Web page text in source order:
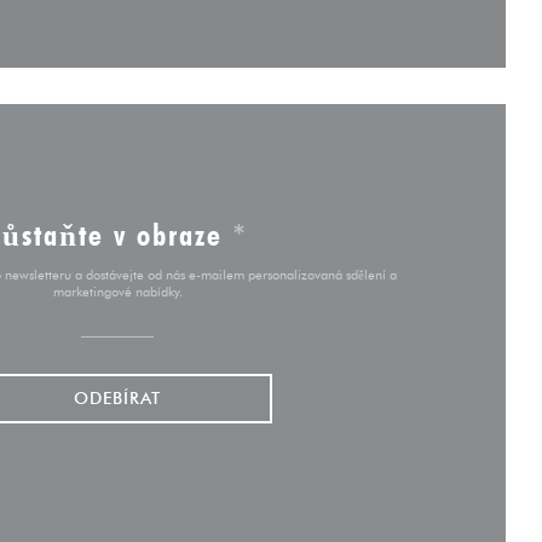
v obraze *
newsletteru a dostávejte od nás e-mailem personalizovaná sdělení a
marketingové nabídky.
ODEBÍRAT